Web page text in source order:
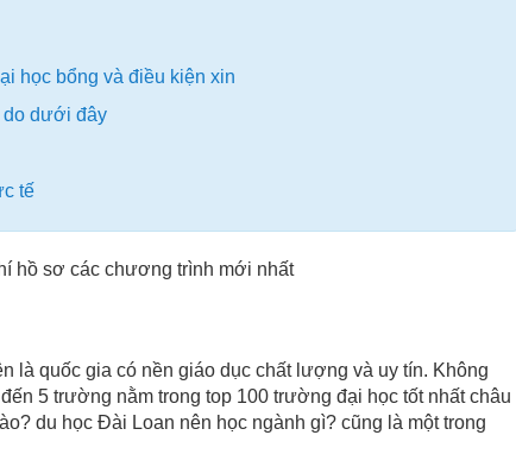
học bổng và điều kiện xin
do dưới đây
tế
là quốc gia có nền giáo dục chất lượng và uy tín. Không
5 trường nằm trong top 100 trường đại học tốt nhất châu
du học Đài Loan nên học ngành gì? cũng là một trong